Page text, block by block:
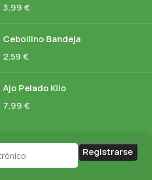
3,99€
Cebollino Bandeja
2,59€
Ajo Pelado Kilo
7,99€